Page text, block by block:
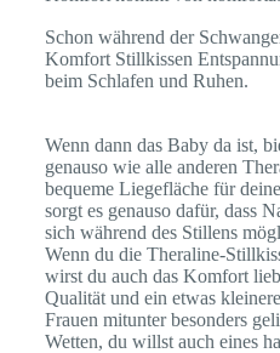
Schon während der
Komfort Stillkissen
beim Schlafen und Ruhen.
Wenn dann das Baby da ist,
genauso wie alle anderen
bequeme Liegefläche für
sorgt es genauso dafür, dass
sich während des Stillens
Wenn du die Theraline-
wirst du auch das Komfort
Qualität und ein etwas
Frauen mitunter besonders
Wetten, du willst auch eines